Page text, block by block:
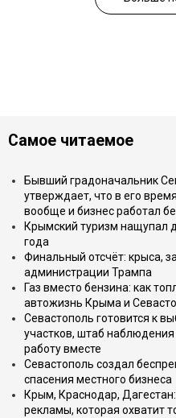
Самое читаемое
Бывший градоначальник
утверждает, что в его
вообще и бизнес работал
Крымский туризм нащупал
года
Финальный отсчёт: крыса,
администрации Трампа
Газ вместо бензина: как
автожизнь Крыма и
Севастополь готовится к
участков, штаб
работу вместе
Севастополь создал
спасения местного бизнеса
Крым, Краснодар,
рекламы, которая охватит